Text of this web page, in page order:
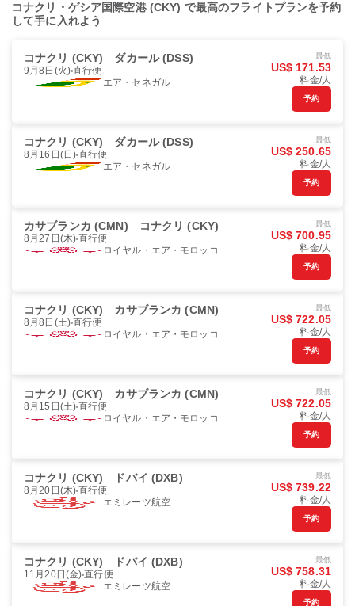
コナクリ・ゲシア国際空港 (CKY) で最高のフライトプランを予約
して手に入れよう
コナクリ (CKY) ダカール (DSS)
9月8日(火) 直行便
エア・セネガル
最低
US$ 171.53
料金/人
予約
コナクリ (CKY) ダカール (DSS)
8月16日(日) 直行便
エア・セネガル
最低
US$ 250.65
料金/人
予約
カサブランカ (CMN) コナクリ (CKY)
8月27日(木) 直行便
ロイヤル・エア・モロッコ
最低
US$ 700.95
料金/人
予約
コナクリ (CKY) カサブランカ (CMN)
8月8日(土) 直行便
ロイヤル・エア・モロッコ
最低
US$ 722.05
料金/人
予約
コナクリ (CKY) カサブランカ (CMN)
8月15日(土) 直行便
ロイヤル・エア・モロッコ
最低
US$ 722.05
料金/人
予約
コナクリ (CKY) ドバイ (DXB)
8月20日(木) 直行便
エミレーツ航空
最低
US$ 739.22
料金/人
予約
コナクリ (CKY) ドバイ (DXB)
11月20日(金) 直行便
エミレーツ航空
最低
US$ 758.31
料金/人
予約